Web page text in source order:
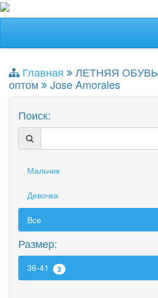
Главная
ЛЕТНЯЯ
оптом
Jose Amorales
Поиск:
Мальчик
Девочка
Все
Размер:
36-41 3